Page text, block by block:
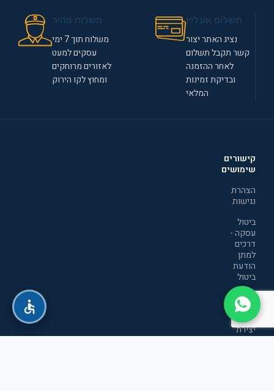
נציג האתר יצור
קשר תקבל תשלום
לאחר ההזמנה
ובדיקת זמינות
המלאי
משלוח תוך 7 ימי
עסקים למעט
לאזורים מרוחקים
ומחוץ לקו הירוק
קישורים
שימושים
הצהרת
נגישות
ביטול
עסקה -
דרכים
למתן
הודעת
ביטול
מדיניות
הפרטיות
יצירת